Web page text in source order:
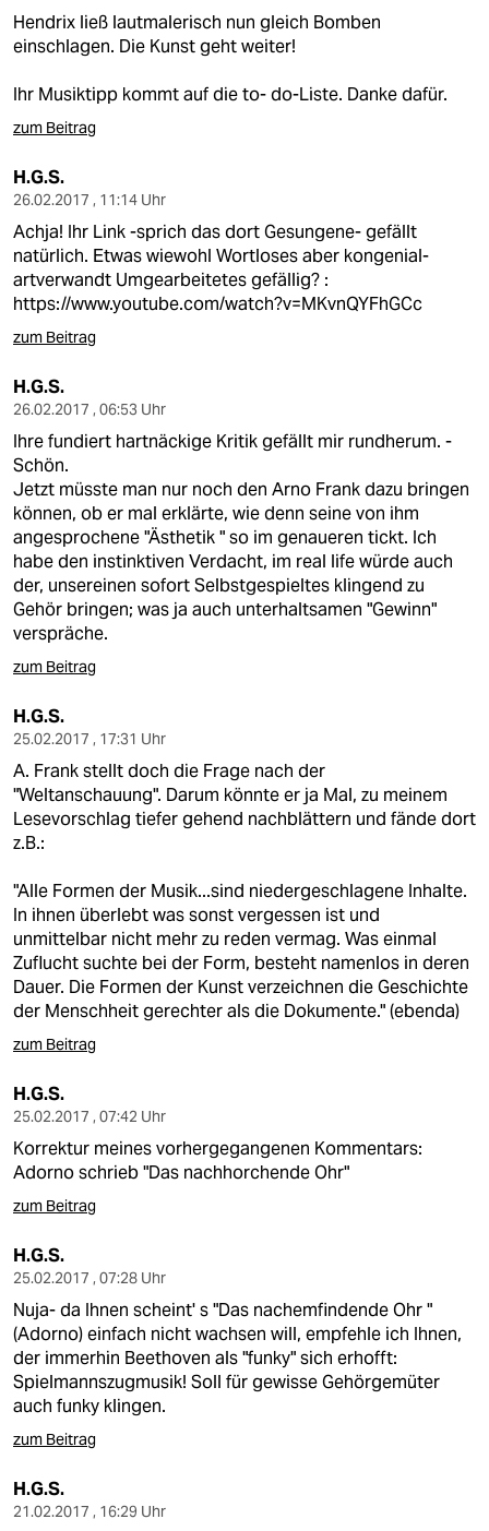
Hendrix ließ lautmalerisch nun gleich Bomben
einschlagen. Die Kunst geht weiter!
Ihr Musiktipp kommt auf die to- do-Liste. Danke dafür.
zum Beitrag
H.G.S.
26.02.2017 , 11:14 Uhr
Achja! Ihr Link -sprich das dort Gesungene- gefällt
natürlich. Etwas wiewohl Wortloses aber kongenial-
artverwandt Umgearbeitetes gefällig? :
https://www.youtube.com/watch?v=MKvnQYFhGCc
zum Beitrag
H.G.S.
26.02.2017 , 06:53 Uhr
Ihre fundiert hartnäckige Kritik gefällt mir rundherum. -
Schön.
Jetzt müsste man nur noch den Arno Frank dazu bringen
können, ob er mal erklärte, wie denn seine von ihm
angesprochene "Ästhetik " so im genaueren tickt. Ich
habe den instinktiven Verdacht, im real life würde auch
der, unsereinen sofort Selbstgespieltes klingend zu
Gehör bringen; was ja auch unterhaltsamen "Gewinn"
verspräche.
zum Beitrag
H.G.S.
25.02.2017 , 17:31 Uhr
A. Frank stellt doch die Frage nach der
"Weltanschauung". Darum könnte er ja Mal, zu meinem
Lesevorschlag tiefer gehend nachblättern und fände dort
z.B.:
"Alle Formen der Musik...sind niedergeschlagene Inhalte.
In ihnen überlebt was sonst vergessen ist und
unmittelbar nicht mehr zu reden vermag. Was einmal
Zuflucht suchte bei der Form, besteht namenlos in deren
Dauer. Die Formen der Kunst verzeichnen die Geschichte
der Menschheit gerechter als die Dokumente." (ebenda)
zum Beitrag
H.G.S.
25.02.2017 , 07:42 Uhr
Korrektur meines vorhergegangenen Kommentars:
Adorno schrieb "Das nachhorchende Ohr"
zum Beitrag
H.G.S.
25.02.2017 , 07:28 Uhr
Nuja- da Ihnen scheint' s "Das nachemfindende Ohr "
(Adorno) einfach nicht wachsen will, empfehle ich Ihnen,
der immerhin Beethoven als "funky" sich erhofft:
Spielmannszugmusik! Soll für gewisse Gehörgemüter
auch funky klingen.
zum Beitrag
H.G.S.
21.02.2017 , 16:29 Uhr